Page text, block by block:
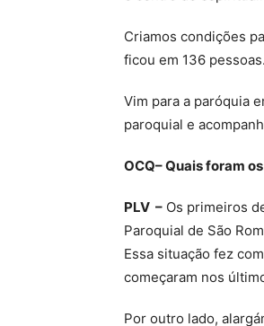
Criamos condições
ficou em 136
Vim para a paróquia
paroquial e
OCQ– Quais foram
PLV – Os primeiros
Paroquial de São
Essa situação fez
começaram nos
Por outro lado,